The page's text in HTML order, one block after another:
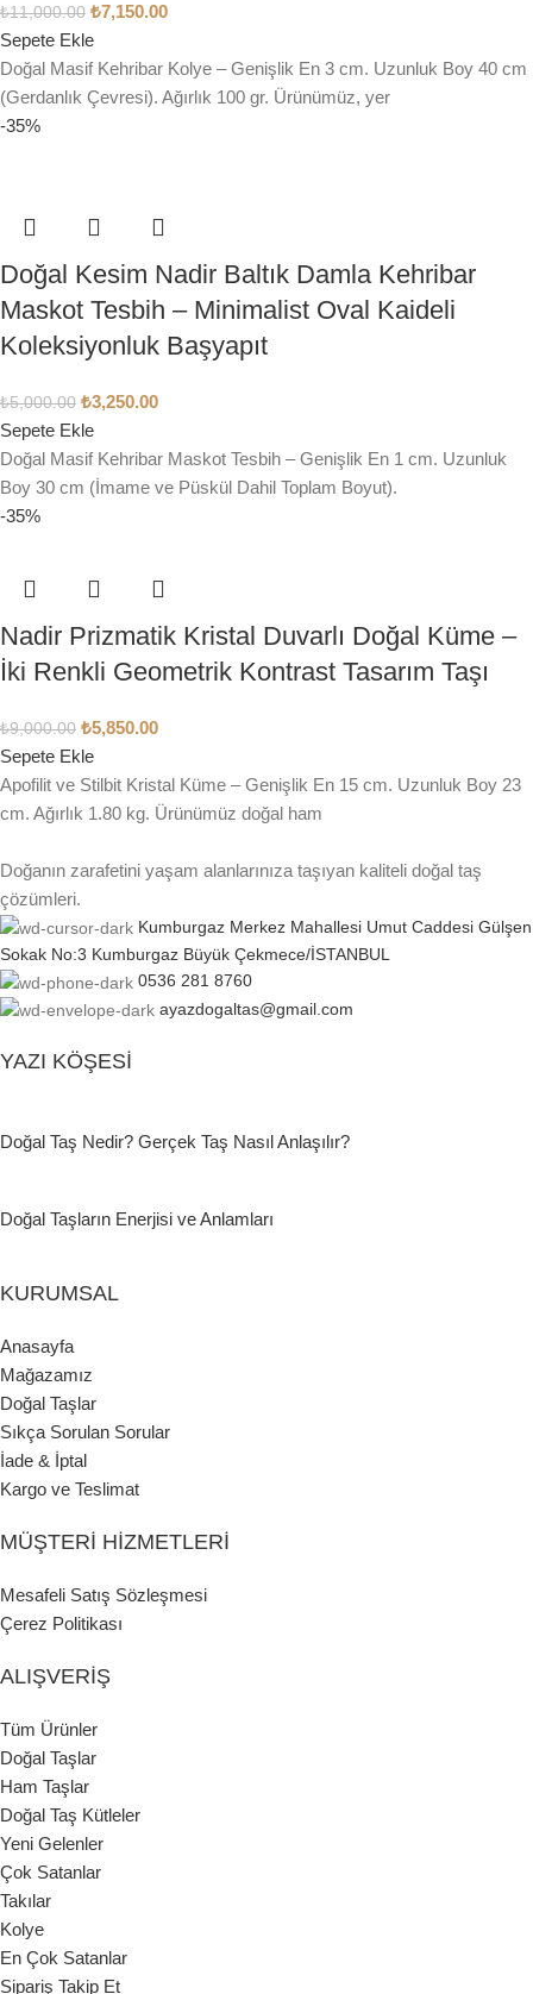
₺11,000.00 ₺7,150.00
Sepete Ekle
Doğal Masif Kehribar Kolye – Genişlik En 3 cm. Uzunluk Boy 40 cm
(Gerdanlık Çevresi). Ağırlık 100 gr. Ürünümüz, yer
-35%
Doğal Kesim Nadir Baltık Damla Kehribar
Maskot Tesbih – Minimalist Oval Kaideli
Koleksiyonluk Başyapıt
₺5,000.00 ₺3,250.00
Sepete Ekle
Doğal Masif Kehribar Maskot Tesbih – Genişlik En 1 cm. Uzunluk
Boy 30 cm (İmame ve Püskül Dahil Toplam Boyut).
-35%
Nadir Prizmatik Kristal Duvarlı Doğal Küme –
İki Renkli Geometrik Kontrast Tasarım Taşı
₺9,000.00 ₺5,850.00
Sepete Ekle
Apofilit ve Stilbit Kristal Küme – Genişlik En 15 cm. Uzunluk Boy 23
cm. Ağırlık 1.80 kg. Ürünümüz doğal ham
Doğanın zarafetini yaşam alanlarınıza taşıyan kaliteli doğal taş
çözümleri.
Kumburgaz Merkez Mahallesi Umut Caddesi Gülşen
Sokak No:3 Kumburgaz Büyük Çekmece/İSTANBUL
0536 281 8760
ayazdogaltas@gmail.com
YAZI KÖŞESI
Doğal Taş Nedir? Gerçek Taş Nasıl Anlaşılır?
Doğal Taşların Enerjisi ve Anlamları
KURUMSAL
Anasayfa
Mağazamız
Doğal Taşlar
Sıkça Sorulan Sorular
İade & İptal
Kargo ve Teslimat
MÜŞTERI HIZMETLERI
Mesafeli Satış Sözleşmesi
Çerez Politikası
ALIŞVERIŞ
Tüm Ürünler
Doğal Taşlar
Ham Taşlar
Doğal Taş Kütleler
Yeni Gelenler
Çok Satanlar
Takılar
Kolye
En Çok Satanlar
Sipariş Takip Et